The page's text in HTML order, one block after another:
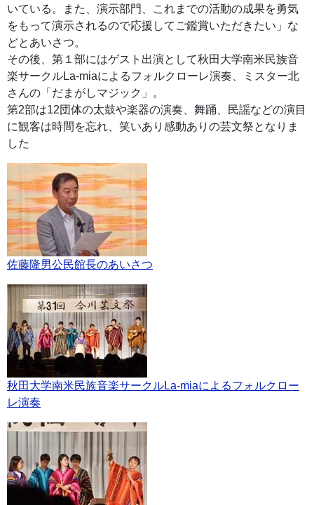
いている。また、演示部門、これまでの活動の成果を勇気
をもって演示されるので応援してご鑑賞いただきたい」な
どとあいさつ。
その後、第１部にはゲスト出演として秋田大学南米民族音
楽サークルLa-miaによるフォルクローレ演奏、ミスター北
さんの「だまがしマジック」。
第2部は12団体の太鼓や楽器の演奏、舞踊、民謡などの演目
に観客は時間を忘れ、笑いあり感動ありの芸文祭となりま
した
佐藤隆男公民館長のあいさつ
秋田大学南米民族音楽サークルLa-miaによるフォルクロー
レ演奏